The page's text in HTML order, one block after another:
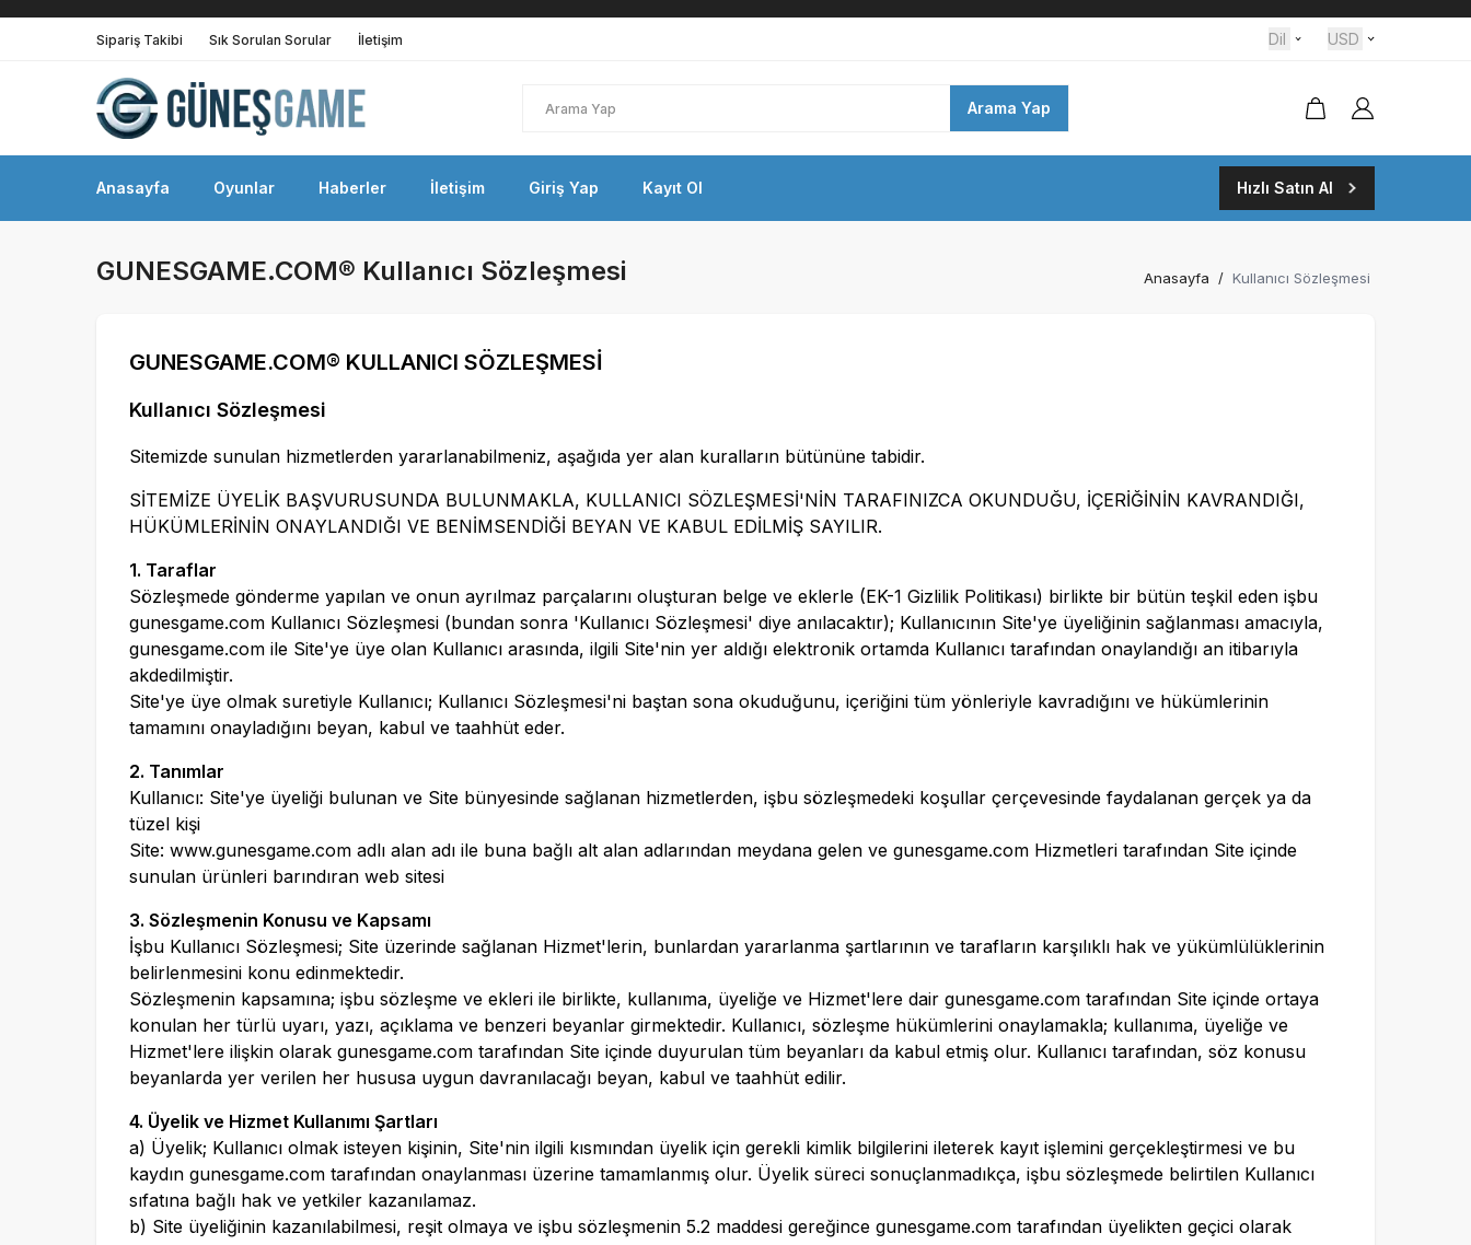
Sipariş Takibi Sık Sorulan Sorular İletişim Dil USD
Arama Yap
Anasayfa Oyunlar Haberler İletişim Giriş Yap Kayıt Ol Hızlı Satın Al
GUNESGAME.COM® Kullanıcı Sözleşmesi Anasayfa / Kullanıcı Sözleşmesi
GUNESGAME.COM® KULLANICI SÖZLEŞMESİ
Kullanıcı Sözleşmesi
Sitemizde sunulan hizmetlerden yararlanabilmeniz, aşağıda yer alan kuralların bütününe tabidir.
SİTEMİZE ÜYELİK BAŞVURUSUNDA BULUNMAKLA, KULLANICI SÖZLEŞMESİ'NİN TARAFINIZCA OKUNDUĞU, İÇERİĞİNİN KAVRANDIĞI,
HÜKÜMLERİNİN ONAYLANDIĞI VE BENİMSENDİĞİ BEYAN VE KABUL EDİLMİŞ SAYILIR.
1. Taraflar
Sözleşmede gönderme yapılan ve onun ayrılmaz parçalarını oluşturan belge ve eklerle (EK-1 Gizlilik Politikası) birlikte bir bütün teşkil eden işbu
gunesgame.com Kullanıcı Sözleşmesi (bundan sonra 'Kullanıcı Sözleşmesi' diye anılacaktır); Kullanıcının Site'ye üyeliğinin sağlanması amacıyla,
gunesgame.com ile Site'ye üye olan Kullanıcı arasında, ilgili Site'nin yer aldığı elektronik ortamda Kullanıcı tarafından onaylandığı an itibarıyla
akdedilmiştir.
Site'ye üye olmak suretiyle Kullanıcı; Kullanıcı Sözleşmesi'ni baştan sona okuduğunu, içeriğini tüm yönleriyle kavradığını ve hükümlerinin
tamamını onayladığını beyan, kabul ve taahhüt eder.
2. Tanımlar
Kullanıcı: Site'ye üyeliği bulunan ve Site bünyesinde sağlanan hizmetlerden, işbu sözleşmedeki koşullar çerçevesinde faydalanan gerçek ya da
tüzel kişi
Site: www.gunesgame.com adlı alan adı ile buna bağlı alt alan adlarından meydana gelen ve gunesgame.com Hizmetleri tarafından Site içinde
sunulan ürünleri barındıran web sitesi
3. Sözleşmenin Konusu ve Kapsamı
İşbu Kullanıcı Sözleşmesi; Site üzerinde sağlanan Hizmet'lerin, bunlardan yararlanma şartlarının ve tarafların karşılıklı hak ve yükümlülüklerinin
belirlenmesini konu edinmektedir.
Sözleşmenin kapsamına; işbu sözleşme ve ekleri ile birlikte, kullanıma, üyeliğe ve Hizmet'lere dair gunesgame.com tarafından Site içinde ortaya
konulan her türlü uyarı, yazı, açıklama ve benzeri beyanlar girmektedir. Kullanıcı, sözleşme hükümlerini onaylamakla; kullanıma, üyeliğe ve
Hizmet'lere ilişkin olarak gunesgame.com tarafından Site içinde duyurulan tüm beyanları da kabul etmiş olur. Kullanıcı tarafından, söz konusu
beyanlarda yer verilen her hususa uygun davranılacağı beyan, kabul ve taahhüt edilir.
4. Üyelik ve Hizmet Kullanımı Şartları
a) Üyelik; Kullanıcı olmak isteyen kişinin, Site'nin ilgili kısmından üyelik için gerekli kimlik bilgilerini ileterek kayıt işlemini gerçekleştirmesi ve bu
kaydın gunesgame.com tarafından onaylanması üzerine tamamlanmış olur. Üyelik süreci sonuçlanmadıkça, işbu sözleşmede belirtilen Kullanıcı
sıfatına bağlı hak ve yetkiler kazanılamaz.
b) Site üyeliğinin kazanılabilmesi, reşit olmaya ve işbu sözleşmenin 5.2 maddesi gereğince gunesgame.com tarafından üyelikten geçici olarak